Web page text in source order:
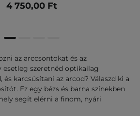
4 750,00 Ft
az arccsontokat és az
esetleg szeretnéd optikailag
és karcsúsítani az arcod? Válaszd ki a
Ez egy bézs és barna színekben
segít elérni a finom, nyári